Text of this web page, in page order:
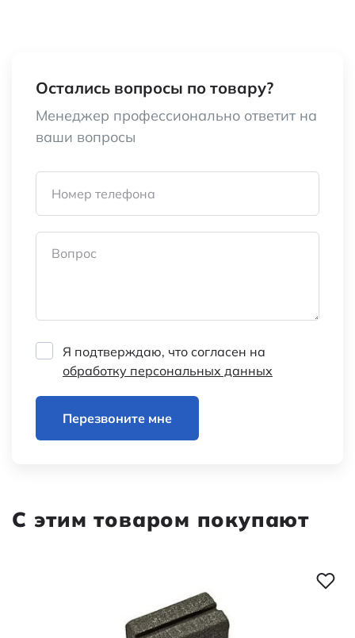
Остались вопросы по товару?
Менеджер профессионально ответит на
ваши вопросы
Номер телефона
Вопрос
Я подтверждаю, что согласен на
обработку персональных данных
Перезвоните мне
С этим товаром покупают